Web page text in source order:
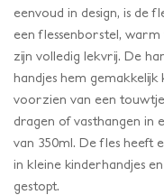
eenvoud in design, is de
een flessenborstel,
zijn volledig lekvrij. De
handjes hem gemakkelijk
voorzien van een
dragen of vasthangen in
van 350ml. De fles heeft
in kleine kinderhandjes
gestopt.